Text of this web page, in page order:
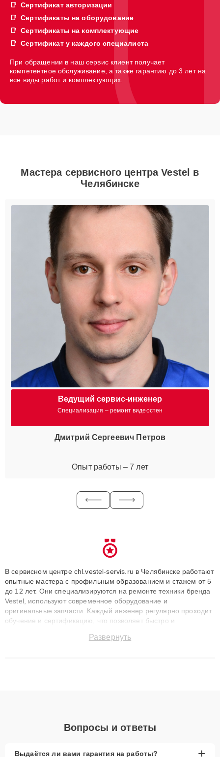
Сертификат авторизации
Сертификаты на оборудование
Сертификаты на комплектующие
Сертификат у каждого специалиста
При обращении в наш сервис клиент получает
компетентное обслуживание, а также гарантию до 3 лет на
все виды работ и комплектующих.
Мастера сервисного центра Vestel в
Челябинске
Ведущий сервис-инженер
Специализация – ремонт видеостен
Дмитрий Сергеевич Петров
Опыт работы – 7 лет
В сервисном центре chl.vestel-servis.ru в Челябинске работают
опытные мастера с профильным образованием и стажем от 5
до 12 лет. Они специализируются на ремонте техники бренда
Vestel, используют современное оборудование и
оригинальные запчасти. Каждый инженер регулярно проходит
обучение и сертификацию, что позволяет быстро и
сохранением гарантии до 3 лет. Наши мастера решают
Развернуть
Вопросы и ответы
Выдаётся ли вами гарантия на работы? +